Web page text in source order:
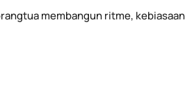
membangun ritme,